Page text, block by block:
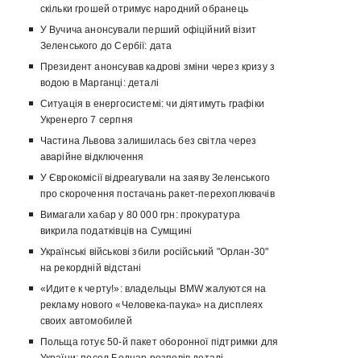
скільки грошей отримує народний обранець
У Вучича анонсували перший офіційний візит
Зеленського до Сербії: дата
Президент анонсував кадрові зміни через кризу з
водою в Марганці: деталі
Ситуація в енергосистемі: чи діятимуть графіки
Укренерго 7 серпня
Частина Львова залишилась без світла через
аварійне відключення
У Єврокомісії відреагували на заяву Зеленського
про скорочення постачань ракет-перехоплювачів
Вимагали хабар у 80 000 грн: прокуратура
викрила податківців на Сумщині
Українські військові збили російський "Орлан-30"
на рекордній відстані
«Идите к черту!»: владельцы BMW жалуются на
рекламу нового «Человека-паука» на дисплеях
своих автомобилей
Польща готує 50-й пакет оборонної підтримки для